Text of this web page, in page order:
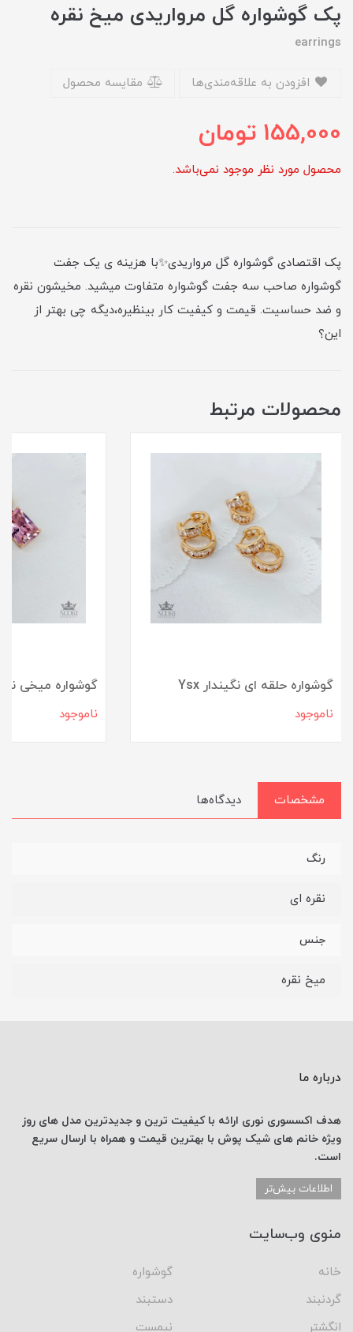
پک گوشواره گل مرواریدی میخ نقره
earrings
مقایسه محصول
155,000 تومان
محصول مورد نظر موجود نمی‌باشد.
پک اقتصادی گوشواره گل مرواریدی✨با هزینه ی یک جفت
گوشواره صاحب سه جفت گوشواره متفاوت میشید. مخیشون نقره
و ضد حساسیت. قیمت و کیفیت کار بینظیره،دیگه چی بهتر از
این؟
محصولات مرتبط
گوشواره حلقه ای نگیندار Ysx
ناموجود
گوشواره میخی
ناموجود
مشخصات دیدگاه‌ها
رنگ
نقره ای
جنس
میخ نقره
درباره ما
هدف اکسسوری نوری ارائه با کیفیت ترین و جدیدترین مدل های روز
ویژه خانم های شیک پوش با بهترین قیمت و همراه با ارسال سریع
است.
اطلاعات بیش‌تر
منوی وب‌سایت
خانه
گوشواره
گردنبند
دستبند
انگشتر
نیمست